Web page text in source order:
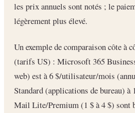
les prix annuels sont notés ; le
légèrement plus élevé.
Un exemple de comparaison côte à
(tarifs US) : Microsoft 365
web) est à 6 $/utilisateur/mois
Standard (applications de bureau) à
Mail Lite/Premium (1 $ à 4 $) sont